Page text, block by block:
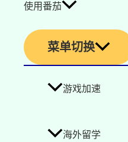
使用番茄
菜单切换
游戏加速
海外留学